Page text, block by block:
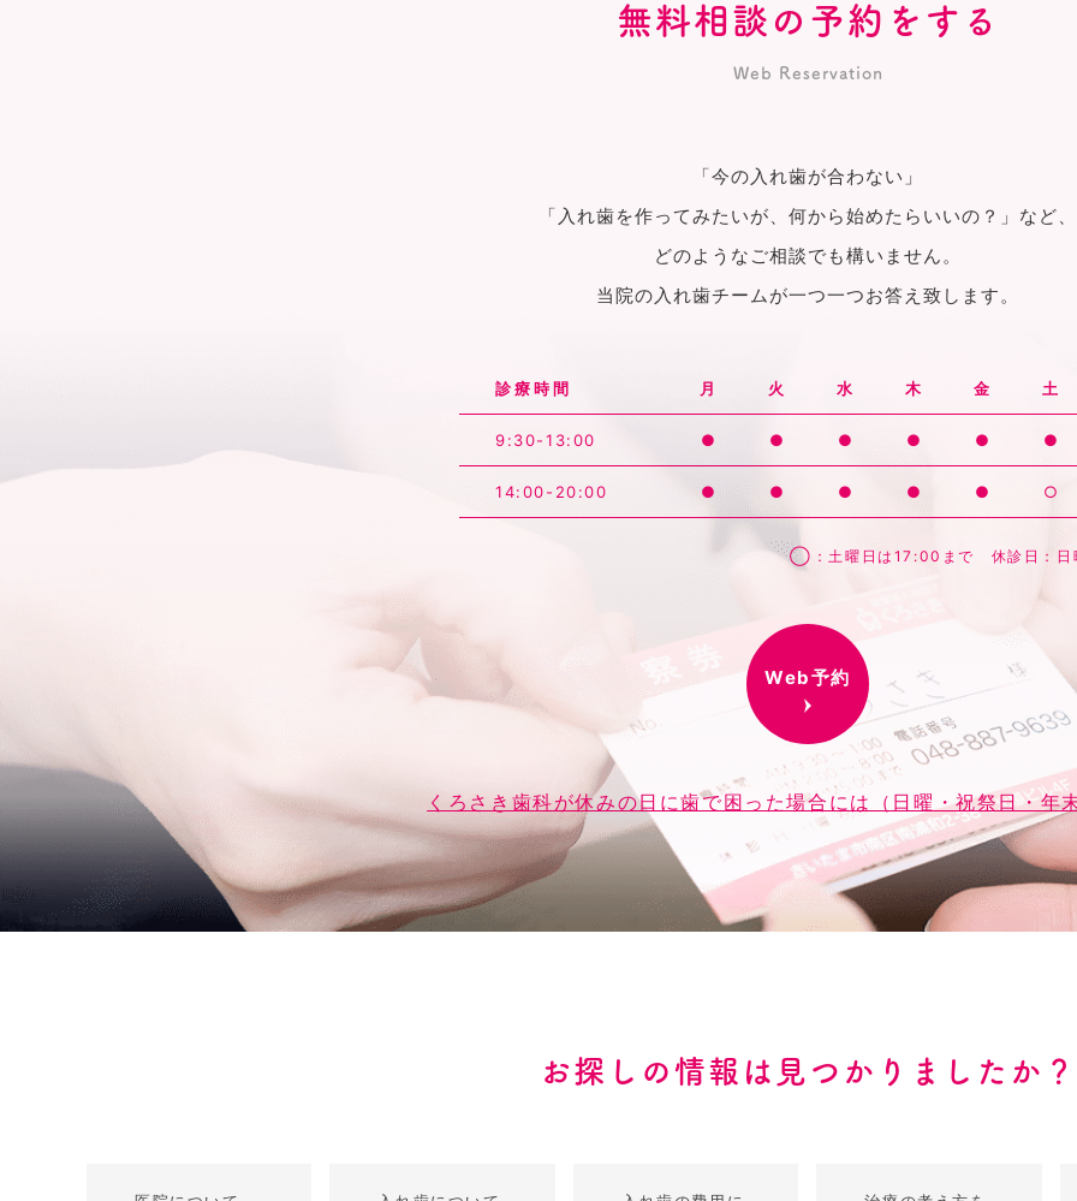
無料相談の予約をする
Web Reservation
「今の入れ歯が合わない」
「入れ歯を作ってみたいが、何から始めたらいいの？」など、
どのようなご相談でも構いません。
当院の入れ歯チームが一つ一つお答え致します。
診療時間 月 火 水 木 金 土
9:30-13:00 ● ● ● ● ● ●
14:00-20:00 ● ● ● ● ● ○
◯：土曜日は17:00まで 休診日：日
Web予約
くろさき歯科が休みの日に歯で困った場合には（日曜・祝祭日・年
お探しの情報は見つかりましたか？